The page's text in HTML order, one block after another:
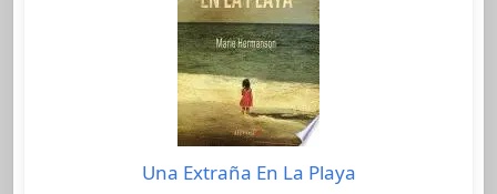
Una Extraña En La Playa